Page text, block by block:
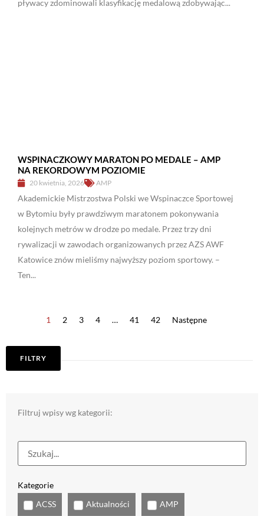
pływacy zdominowali klasyfikację medalową zdobywając...
WSPINACZKOWY MARATON PO MEDALE – AMP
NA REKORDOWYM POZIOMIE
20 kwietnia, 2026 AMP
Akademickie Mistrzostwa Polski we Wspinaczce Sportowej
w Bytomiu były prawdziwym maratonem pokonywania
kolejnych metrów w drodze po medale. Przez trzy dni
rywalizacji w zawodach organizowanych przez AZS AWF
Katowice znów mieliśmy najwyższy poziom sportowy. –
Ten...
1 2 3 4 … 41 42 Następne
FILTRY
Filtruj wpisy wg kategorii:
Kategorie
ACSS
Aktualności AMP